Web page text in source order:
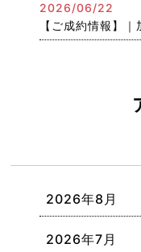
2026/06/22
【ご成約情報】
2026年8月
2026年7月